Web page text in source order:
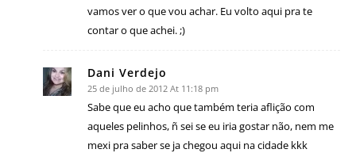
vamos ver o que vou achar. Eu volto aqui pra te
contar o que achei. ;)
Dani Verdejo
25 de julho de 2012 At 11:18 pm
Sabe que eu acho que também teria aflição com
aqueles pelinhos, ñ sei se eu iria gostar não, nem me
mexi pra saber se ja chegou aqui na cidade kkk